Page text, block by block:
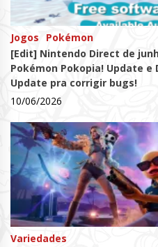
Jogos
Pokémon
[Edit] Nintendo Direct de
Pokémon Pokopia! Update e
Update pra corrigir bugs!
10/06/2026
Variedades